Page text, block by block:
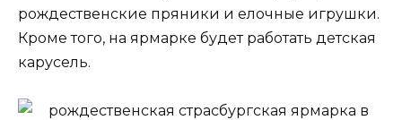
рождественские пряники и елочные игрушки.
Кроме того, на ярмарке будет работать детская
карусель.